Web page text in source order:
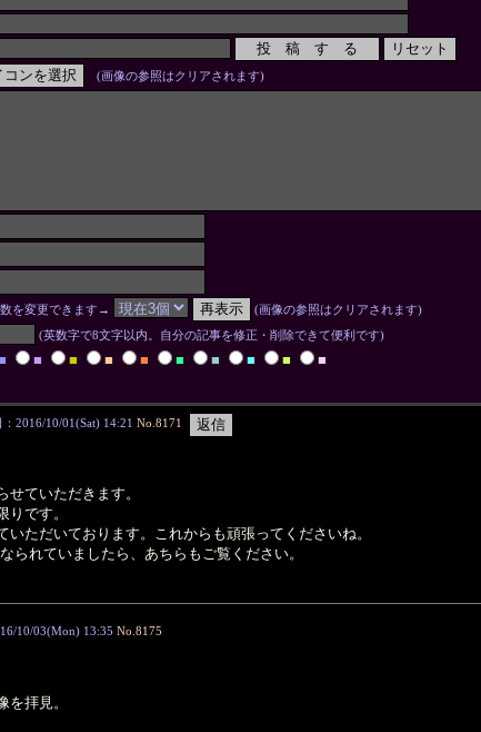
(画像の参照はクリアされます)
を変更できます→ (画像の参照はクリアされます)
(英数字で8文字以内。自分の記事を修正・削除できて便利です)
■ ■ ■ ■ ■ ■ ■ ■ ■
2016/10/01(Sat) 14:21 No.8171
せていただきます。
です。
いただいております。これからも頑張ってくださいね。
られていましたら、あちらもご覧ください。
10/03(Mon) 13:35 No.8175
拝見。